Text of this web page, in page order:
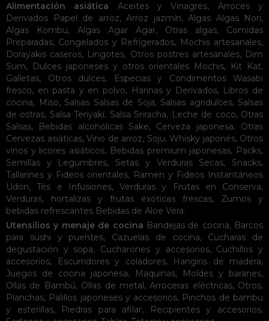
Alimentación asiática Aceites y Vinagres, Arroces y
Derivados
Papel de arroz, Arroz jazmín, Algas Algas Nori,
Algas Kombu, Algas Agar Agar, Otras algas, Comidas
Preparadas, Congelados y Refrigerados, Mochis artesanales,
Dorayakis caseros, Lingotes, Otros postres artesanales, Dim
Sum, Dulces japoneses y otros orientales Mochis, Kit Kat,
Galletas, Otros dulces, Especias y Condimentos
Wasabi
fresco, en pasta y en polvo, Harinas y Derivados, Libros de
cocina, Miso, Salsas Salsas de Soja, Salsas agridulces, Salsas
de ostras, Salsa Teriyaki, Salsa Sriracha, Leche de coco, Otras
Salsas, Bebidas alcohólicas Sake, Cerveza japonesa, Otras
Cervezas asiáticas, Vino de arroz, Soju, Whisky japonés, Otros
vinos y licores asiáticos, Bebidas premium japonesas, Packs,
Semillas y Legumbres, Setas y Verduras Secas, Snacks,
Tallarines y Fideos orientales, Ramen y Fideos Instantáneos
Udon,Tés e Infusiones, Verduras y Frutas en Conserva,
Verduras, hortalizas y frutas exóticas frescas, Zumos y
bebidas refrescantes Bebidas de Aloe Vera.
Utensilios y menaje de cocina Bandejas de cocina, Barcos
para sushi y puentes, Cazuelas de cocina, Cucharas de
degustación y sopa, Cucharones y accesorios, Cuchillos y
accesorios, Escurridores y coladores, Hangiris de madera,
Juegos de cocina japonesa, Maquinas, Moldes y baranes,
Ollas de Bambú, Ollas de metal,Arroceras eléctricas, Otros,
Planchas, Palillos japoneses y accesorios, Pinchos de bambu
y esterillas, Piedras para afilar, Recipientes y accesorios,